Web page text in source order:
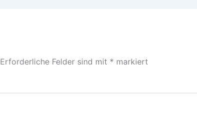
Erforderliche Felder sind mit * markiert